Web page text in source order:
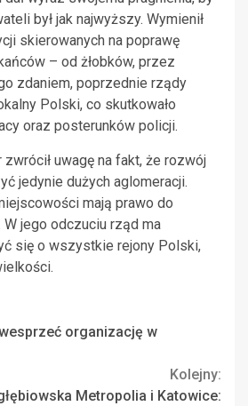
był jak najwyższy. Wymienił
skierowanych na poprawę
– od żłobków, przez
zdaniem, poprzednie rządy
Polski, co skutkowało
oraz posterunków policji.
uwagę na fakt, że rozwój
jedynie dużych aglomeracji.
mają prawo do
jego odczuciu rząd ma
się o wszystkie rejony Polski,
organizację w
Kolejny:
Metropolia i Katowice: